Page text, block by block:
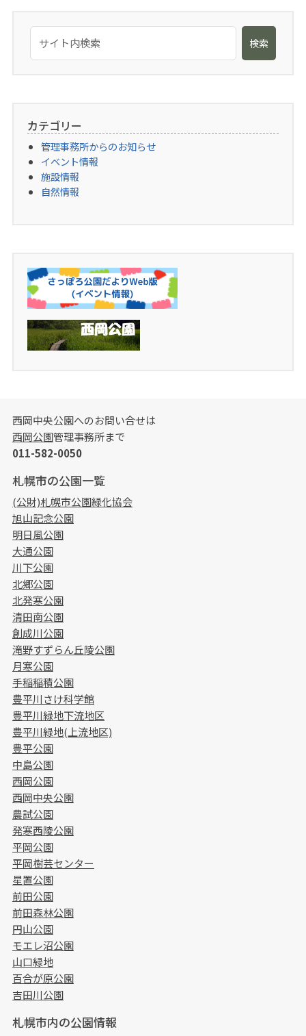
検索
カテゴリー
管理事務所からのお知らせ
イベント情報
施設情報
自然情報
西岡中央公園へのお問い合せは
西岡公園管理事務所まで
011-582-0050
札幌市の公園一覧
(公財)札幌市公園緑化協会
旭山記念公園
明日風公園
大通公園
川下公園
北郷公園
北発寒公園
清田南公園
創成川公園
滝野すずらん丘陵公園
月寒公園
手稲稲積公園
豊平川さけ科学館
豊平川緑地下流地区
豊平川緑地(上流地区)
豊平公園
中島公園
西岡公園
西岡中央公園
農試公園
発寒西陵公園
平岡公園
平岡樹芸センター
星置公園
前田公園
前田森林公園
円山公園
モエレ沼公園
山口緑地
百合が原公園
吉田川公園
札幌市内の公園情報